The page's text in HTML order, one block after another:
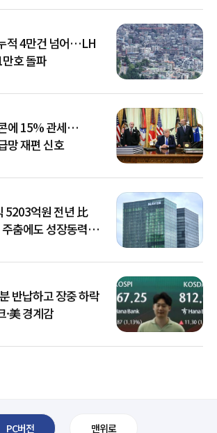
적 4만건 넘어…LH
호 돌파
에 15% 관세…
망 재편 신호
5203억원 전년 比
춤에도 성장동력
반납하고 장중 하락
美 경계감
PC버전 맨위로